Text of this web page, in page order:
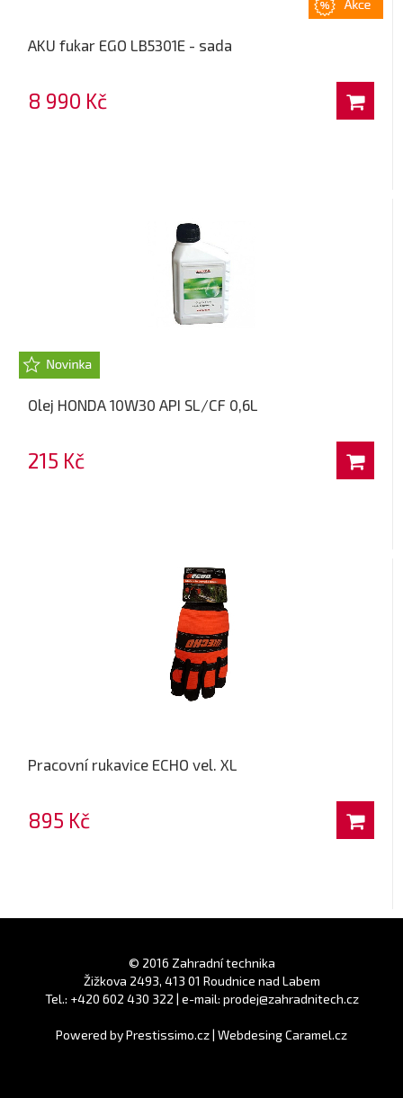
AKU fukar EGO LB5301E - sada
8 990 Kč
Olej HONDA 10W30 API SL/CF 0,6L
215 Kč
Pracovní rukavice ECHO vel. XL
895 Kč
© 2016 Zahradní technika
Žižkova 2493, 413 01 Roudnice nad Labem
Tel.: +420 602 430 322 | e-mail: prodej@zahradnitech.cz
Powered byPrestissimo.cz| Webdesing Caramel.cz